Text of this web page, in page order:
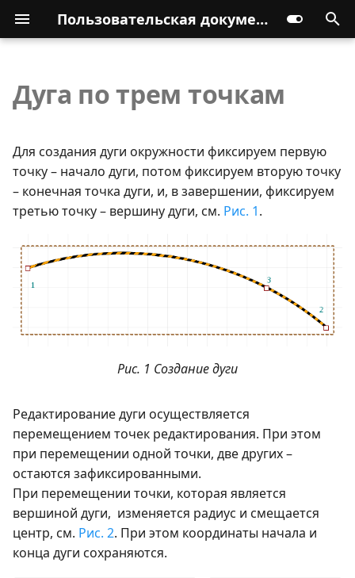
Пользовательская документация
Дуга по трем точкам
Для создания дуги окружности фиксируем первую
точку – начало дуги, потом фиксируем вторую точку
– конечная точка дуги, и, в завершении, фиксируем
третью точку – вершину дуги, см. Рис. 1.
Рис. 1 Создание дуги
Редактирование дуги осуществляется
перемещением точек редактирования. При этом
при перемещении одной точки, две других –
остаются зафиксированными.
При перемещении точки, которая является
вершиной дуги, изменяется радиус и смещается
центр, см. Рис. 2. При этом координаты начала и
конца дуги сохраняются.